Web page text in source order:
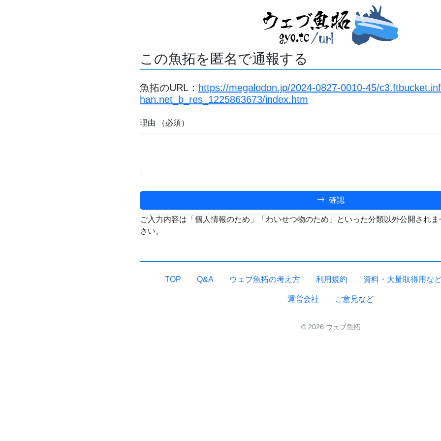
この魚拓を匿名で通報する
魚拓のURL： https://megalodon.jp/2024-0827-0010-45/
han.net_b_res_1225863673/index.htm
理由 （必須）
確認
ご入力内容は「個人情報のため」「わいせつ物のため」といった分類以外公開され
さい。
TOP Q&A ウェブ魚拓の考え方 利用規約 資料・大量取得用な
運営会社 ご意見など
© 2026 ウェブ魚拓